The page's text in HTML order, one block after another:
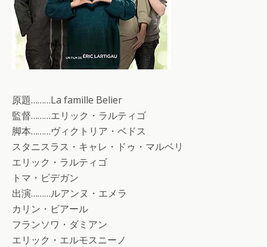
原題………La famille Belier
監督………エリック・ラルティゴ
脚本………ヴィクトリア・ベドス
スタニスラス・キャレ・ドゥ・マルベリ
エリック・ラルティゴ
トマ・ビデガン
出演………ルアンヌ・エメラ
カリン・ビアール
フランソワ・ダミアン
エリック・エルモスニーノ